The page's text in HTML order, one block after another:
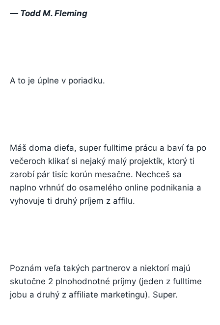
― Todd M. Fleming
A to je úplne v poriadku.
Máš doma dieťa, super fulltime prácu a baví ťa po
večeroch klikať si nejaký malý projektík, ktorý ti
zarobí pár tisíc korún mesačne. Nechceš sa
naplno vrhnúť do osamelého online podnikania a
vyhovuje ti druhý príjem z affilu.
Poznám veľa takých partnerov a niektorí majú
skutočne 2 plnohodnotné príjmy (jeden z fulltime
jobu a druhý z affiliate marketingu). Super.